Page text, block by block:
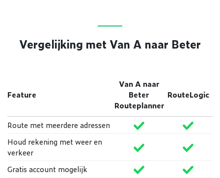
Vergelijking met Van A naar Beter
Feature
Van A naar
Beter
Routeplanner
RouteLogic
Route met meerdere adressen Ondersteund
Houd rekening met weer en
verkeer
Ondersteund
Gratis account mogelijk Ondersteund